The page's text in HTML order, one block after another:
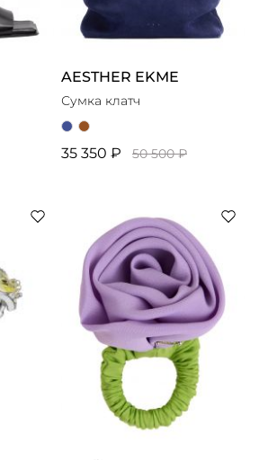
AESTHER EKME
Сумка клатч
35 350 ₽ 50 500 ₽